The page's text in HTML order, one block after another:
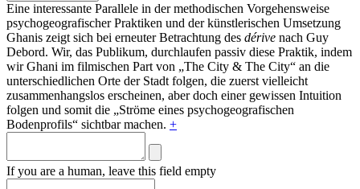
Eine interessante Parallele in der methodischen Vorgehensweise
psychogeografischer Praktiken und der künstlerischen Umsetzung
Ghanis zeigt sich bei erneuter Betrachtung des dérive nach Guy
Debord. Wir, das Publikum, durchlaufen passiv diese Praktik, indem
wir Ghani im filmischen Part von „The City & The City“ an die
unterschiedlichen Orte der Stadt folgen, die zuerst vielleicht
zusammenhangslos erscheinen, aber doch einer gewissen Intuition
folgen und somit die „Ströme eines psychogeografischen
Bodenprofils“ sichtbar machen. +
If you are a human, leave this field empty